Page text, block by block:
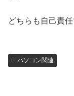
どちらも自己責
パソコン関連